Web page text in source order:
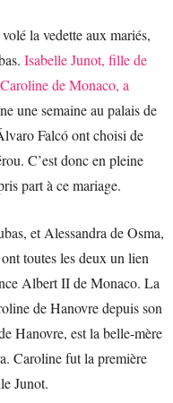
la vedette aux mariés,
Isabelle Junot, fille de
de Monaco, a
une semaine au palais de
Falcó ont choisi de
C’est donc en pleine
part à ce mariage.
et Alessandra de Osma,
toutes les deux un lien
Albert II de Monaco. La
de Hanovre depuis son
Hanovre, est la belle-mère
Caroline fut la première
Junot.